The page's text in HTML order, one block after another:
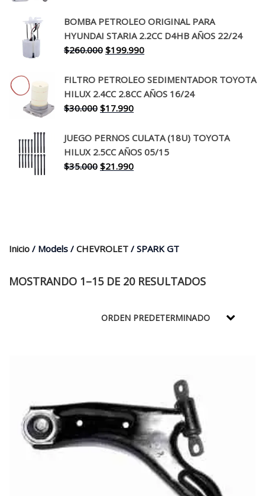
original
era:
$650.000.
actual
es:
$519.990.
BOMBA PETROLEO ORIGINAL PARA
HYUNDAI STARIA 2.2CC D4HB AÑOS 22/24
$260.000 El
original
era:
$260.000.
$199.990El
actual
es:
FILTRO PETROLEO SEDIMENTADOR TOYOTA
HILUX 2.4CC 2.8CC AÑOS 16/24
$30.000 El
original
era:
$30.000.
$17.990El
actual
es:
$17.990.
JUEGO PERNOS CULATA (18U) TOYOTA
HILUX 2.5CC AÑOS 05/15
$35.000 El
$21.990El
Inicio / Models / CHEVROLET / SPARK GT
MOSTRANDO 1–15 DE 20 RESULTADOS